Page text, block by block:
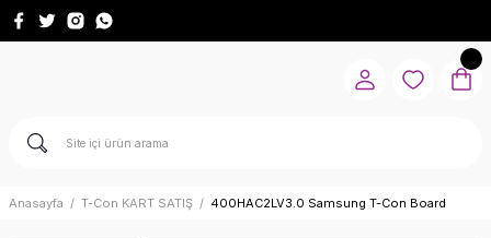
Anasayfa T-Con KART SATIŞ 400HAC2LV3.0 Samsung T-Con Board